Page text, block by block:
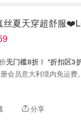
丝夏天穿超舒服
无门槛8折！ *折扣区3
会员意大利境内免运费。
分享